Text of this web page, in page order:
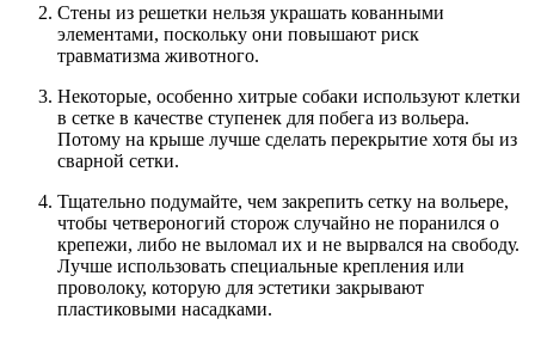
Стены из решетки нельзя украшать кованными
элементами, поскольку они повышают риск
травматизма животного.
Некоторые, особенно хитрые собаки используют клетки
в сетке в качестве ступенек для побега из вольера.
Потому на крыше лучше сделать перекрытие хотя бы из
сварной сетки.
Тщательно подумайте, чем закрепить сетку на вольере,
чтобы четвероногий сторож случайно не поранился о
крепежи, либо не выломал их и не вырвался на свободу.
Лучше использовать специальные крепления или
проволоку, которую для эстетики закрывают
пластиковыми насадками.